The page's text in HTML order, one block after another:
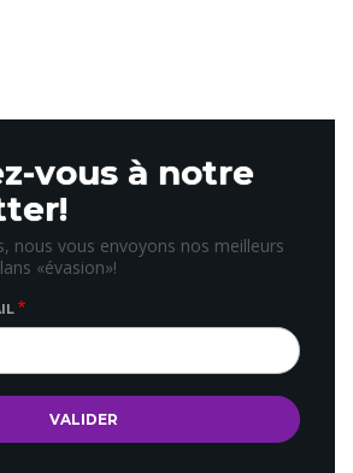
vous à notre
nous vous envoyons nos meilleurs
«évasion»!